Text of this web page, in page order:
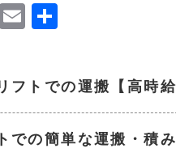
Twitter
Email
フトでの運搬【高時給
での簡単な運搬・積